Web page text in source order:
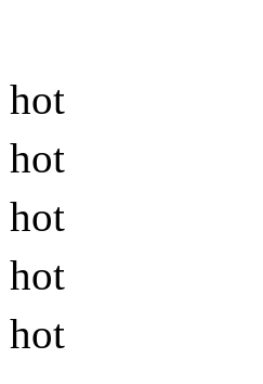
hot
hot
hot
hot
hot